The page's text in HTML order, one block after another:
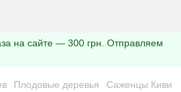
на сайте — 300 грн. Отправляем
Плодовые деревья Саженцы Киви